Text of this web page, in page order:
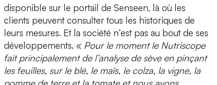
disponible sur le portail de Senseen, là où les
clients peuvent consulter tous les historiques de
leurs mesures. Et la société n’est pas au bout de ses
développements. « Pour le moment le Nutriscope
fait principalement de l’analyse de sève en pinçant
les feuilles, sur le blé, le maïs, le colza, la vigne, la